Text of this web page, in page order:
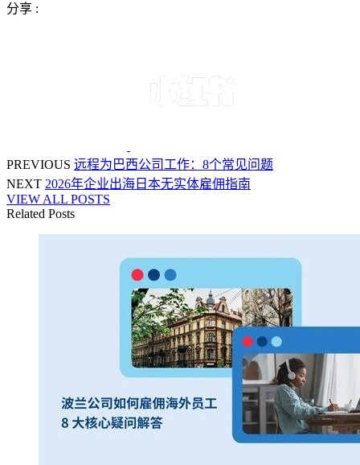
分享 :
PREVIOUS 远程为巴西公司工作：8个常见问题
NEXT 2026年企业出海日本无实体雇佣指南
VIEW ALL POSTS
Related Posts